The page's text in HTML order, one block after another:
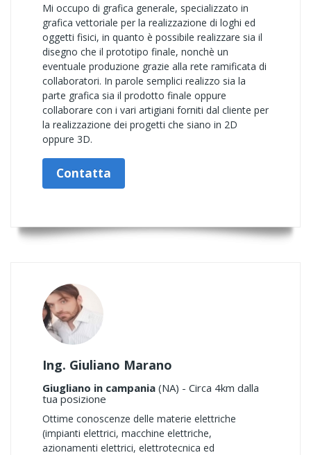
Mi occupo di grafica generale, specializzato in
grafica vettoriale per la realizzazione di loghi ed
oggetti fisici, in quanto è possibile realizzare sia il
disegno che il prototipo finale, nonchè un
eventuale produzione grazie alla rete ramificata di
collaboratori. In parole semplici realizzo sia la
parte grafica sia il prodotto finale oppure
collaborare con i vari artigiani forniti dal cliente per
la realizzazione dei progetti che siano in 2D
oppure 3D.
Contatta
Ing. Giuliano Marano
Giugliano in campania (NA) - Circa 4km dalla
tua posizione
Ottime conoscenze delle materie elettriche
(impianti elettrici, macchine elettriche,
azionamenti elettrici, elettrotecnica ed